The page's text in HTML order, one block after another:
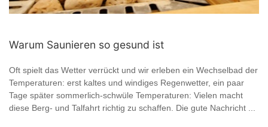
Warum Saunieren so gesund ist
Oft spielt das Wetter verrückt und wir erleben ein Wechselbad der
Temperaturen: erst kaltes und windiges Regenwetter, ein paar
Tage später sommerlich-schwüle Temperaturen: Vielen macht
diese Berg- und Talfahrt richtig zu schaffen. Die gute Nachricht ...